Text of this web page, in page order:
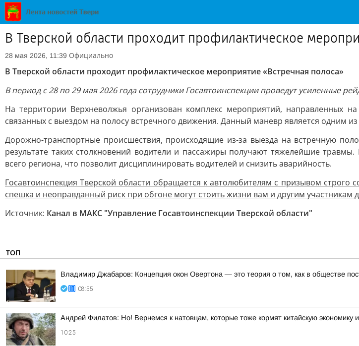
В Тверской области проходит профилактическое
28 мая 2026, 11:39 Официально
В Тверской области проходит профилактическое мероприятие «Встречная полоса»
В период с 28 по 29 мая 2026 года сотрудники Госавтоинспекции проведут усиленные
На территории Верхневолжья организован комплекс мероприятий, направленных
связанных с выездом на полосу встречного движения. Данный маневр является одним
Дорожно-транспортные происшествия, происходящие из-за выезда на встречную
результате таких столкновений водители и пассажиры получают тяжелейшие
всего региона, что позволит дисциплинировать водителей и снизить аварийность.
Госавтоинспекция Тверской области обращается к автолюбителям с призывом
спешка и неоправданный риск при обгоне могут стоить жизни вам и другим участникам
Источник: Канал в МАКС "Управление Госавтоинспекции Тверской области"
ТОП
Владимир Джабаров: Концепция окон Овертона — это теория о том, как в обществе
08:55
Андрей Филатов: Но! Вернемся к натовцам, которые тоже кормят китайскую экономику
10:25